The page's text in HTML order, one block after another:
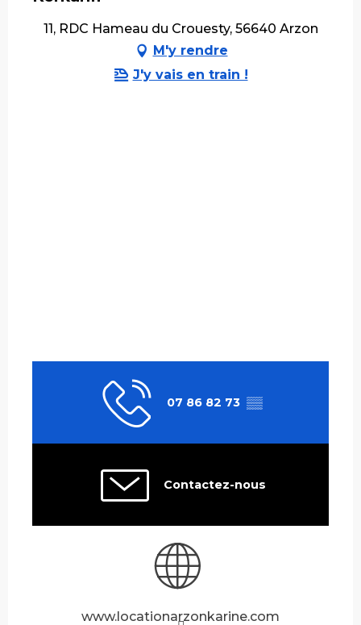
11, RDC Hameau du Crouesty, 56640 Arzon
M'y rendre
J'y vais en train !
07 86 82 73 ▒▒
Contactez-nous
www.locationarzonkarine.com